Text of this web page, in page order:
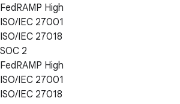
FedRAMP High
ISO/IEC 27001
ISO/IEC 27018
SOC 2
FedRAMP High
ISO/IEC 27001
ISO/IEC 27018